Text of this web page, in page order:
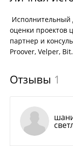
Исполнительный
оценки проектов
партнер и
Proover, Velper,
Отзывы 1